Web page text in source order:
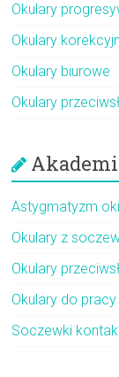
Okulary
Okulary
Okulary biurowe
Okulary
Astygmatyzm
Okulary z
Okulary
Okulary do
Soczewki